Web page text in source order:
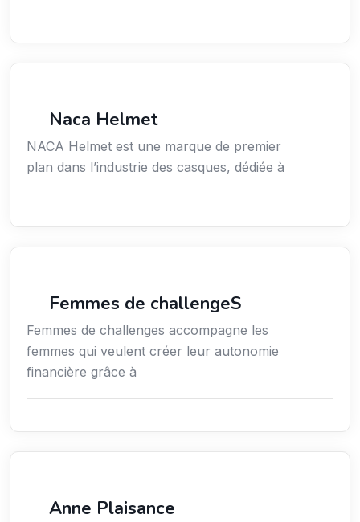
Naca Helmet
NACA Helmet est une marque de premier
plan dans l’industrie des casques, dédiée à
Femmes de challengeS
Femmes de challenges accompagne les
femmes qui veulent créer leur autonomie
financière grâce à
Anne Plaisance